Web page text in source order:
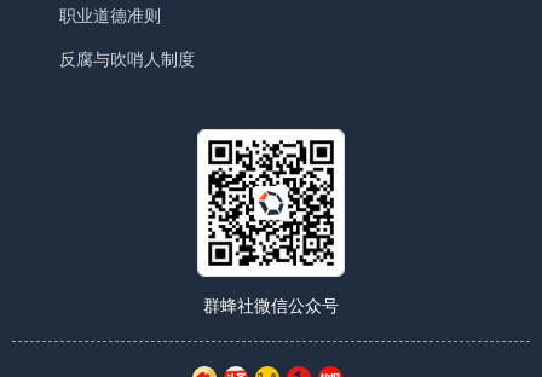
职业道德准则
反腐与吹哨人制度
群蜂社微信公众号